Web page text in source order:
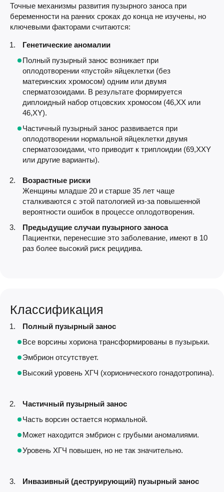
Точные механизмы развития пузырного заноса при
беременности на ранних сроках до конца не изучены, но
ключевыми факторами считаются:
Генетические аномалии
Полный пузырный занос возникает при
оплодотворении «пустой» яйцеклетки (без
материнских хромосом) одним или двумя
сперматозоидами. В результате формируется
диплоидный набор отцовских хромосом (46,XX или
46,XY).
Частичный пузырный занос развивается при
оплодотворении нормальной яйцеклетки двумя
сперматозоидами, что приводит к триплоидии (69,XXY
или другие варианты).
Возрастные риски
Женщины младше 20 и старше 35 лет чаще
сталкиваются с этой патологией из-за повышенной
вероятности ошибок в процессе оплодотворения.
Предыдущие случаи пузырного заноса
Пациентки, перенесшие это заболевание, имеют в 10
раз более высокий риск рецидива.
Классификация
Полный пузырный занос
Все ворсины хориона трансформированы в пузырьки.
Эмбрион отсутствует.
Высокий уровень ХГЧ (хорионического гонадотропина).
Частичный пузырный занос
Часть ворсин остается нормальной.
Может находится эмбрион с грубыми аномалиями.
Уровень ХГЧ повышен, но не так значительно.
Инвазивный (деструирующий) пузырный занос